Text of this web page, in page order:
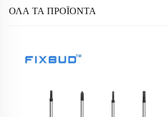
ΟΛΑ ΤΑ ΠΡΟΪΟΝΤΑ